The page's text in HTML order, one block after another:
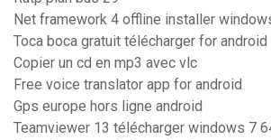
Net framework 4 offline installer
Toca boca gratuit télécharger for android
Copier un cd en mp3 avec vlc
Free voice translator app for android
Gps europe hors ligne android
Teamviewer 13 télécharger windows 7